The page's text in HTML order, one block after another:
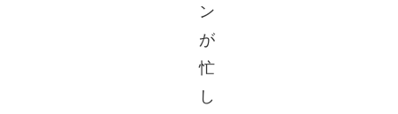
ン
が
忙
し